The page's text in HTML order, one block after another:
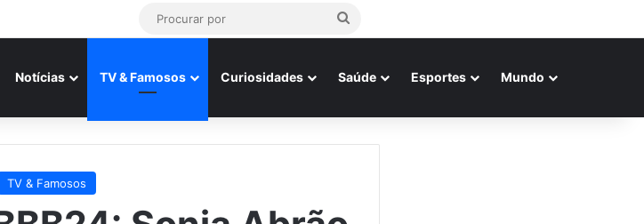
Procurar
Notícias TV & Famosos Curiosidades Saúde Esportes Mundo
TV & Famosos